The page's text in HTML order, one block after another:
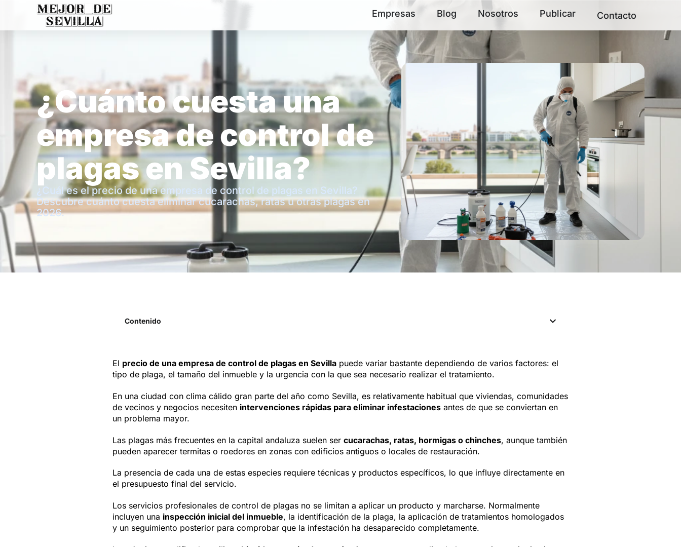
Empresas Blog Nosotros Publicar Contacto
¿Cuánto cuesta una
empresa de control de
plagas en Sevilla?
¿Cuál es el precio de una empresa de control de plagas en Sevilla?
Descubre cuánto cuesta eliminar cucarachas, ratas u otras plagas en
2026.
Contenido
El precio de una empresa de control de plagas en Sevilla puede variar bastante dependiendo de varios factores: el
tipo de plaga, el tamaño del inmueble y la urgencia con la que sea necesario realizar el tratamiento.
En una ciudad con clima cálido gran parte del año como Sevilla, es relativamente habitual que viviendas, comunidades
de vecinos y negocios necesiten intervenciones rápidas para eliminar infestaciones antes de que se conviertan en
un problema mayor.
Las plagas más frecuentes en la capital andaluza suelen ser cucarachas, ratas, hormigas o chinches, aunque también
pueden aparecer termitas o roedores en zonas con edificios antiguos o locales de restauración.
La presencia de cada una de estas especies requiere técnicas y productos específicos, lo que influye directamente en
el presupuesto final del servicio.
Los servicios profesionales de control de plagas no se limitan a aplicar un producto y marcharse. Normalmente
incluyen una inspección inicial del inmueble, la identificación de la plaga, la aplicación de tratamientos homologados
y un seguimiento posterior para comprobar que la infestación ha desaparecido completamente.